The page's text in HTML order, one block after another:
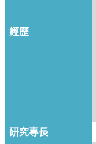
經歷
研究專長